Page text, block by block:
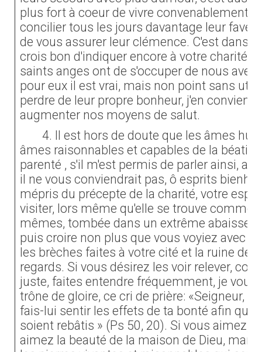
plus fort à coeur de vivre convenablement
concilier tous les jours davantage leur
de vous assurer leur clémence. C'est dans
crois bon d'indiquer encore à votre charité
saints anges ont de s'occuper de nous
pour eux il est vrai, mais non point sans
perdre de leur propre bonheur, j'en
augmenter nos moyens de salut.
4. Il est hors de doute que les âmes
âmes raisonnables et capables de la
parenté , s'il m'est permis de parler ainsi,
il ne vous conviendrait pas, ô esprits
mépris du précepte de la charité, votre
visiter, lors même qu'elle se trouve comme
mêmes, tombée dans un extrême
puis croire non plus que vous voyiez avec
les brèches faites à votre cité et la ruine de
regards. Si vous désirez les voir relever,
juste, faites entendre fréquemment, je vous
trône de gloire, ce cri de prière: «Seigneur,
fais-lui sentir les effets de ta bonté afin que
soient rebâtis » (Ps 50, 20). Si vous aimez,
aimez la beauté de la maison de Dieu,